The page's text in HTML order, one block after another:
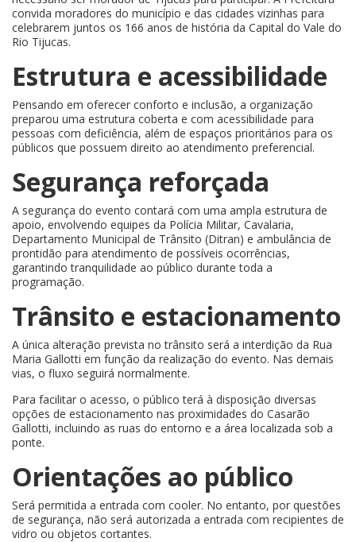
convida moradores do município e das cidades vizinhas para
celebrarem juntos os 166 anos de história da Capital do Vale do
Rio Tijucas.
Estrutura e acessibilidade
Pensando em oferecer conforto e inclusão, a organização
preparou uma estrutura coberta e com acessibilidade para
pessoas com deficiência, além de espaços prioritários para os
públicos que possuem direito ao atendimento preferencial.
Segurança reforçada
A segurança do evento contará com uma ampla estrutura de
apoio, envolvendo equipes da Polícia Militar, Cavalaria,
Departamento Municipal de Trânsito (Ditran) e ambulância de
prontidão para atendimento de possíveis ocorrências,
garantindo tranquilidade ao público durante toda a
programação.
Trânsito e estacionamento
A única alteração prevista no trânsito será a interdição da Rua
Maria Gallotti em função da realização do evento. Nas demais
vias, o fluxo seguirá normalmente.
Para facilitar o acesso, o público terá à disposição diversas
opções de estacionamento nas proximidades do Casarão
Gallotti, incluindo as ruas do entorno e a área localizada sob a
ponte.
Orientações ao público
Será permitida a entrada com cooler. No entanto, por questões
de segurança, não será autorizada a entrada com recipientes de
vidro ou objetos cortantes.